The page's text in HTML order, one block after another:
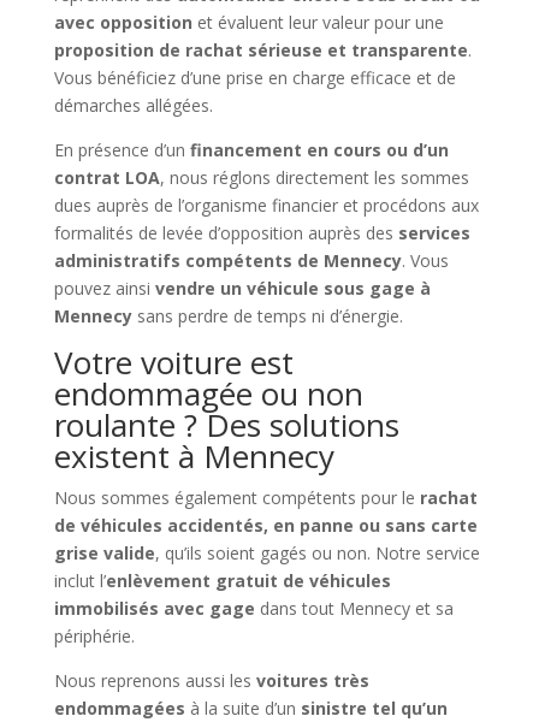
avec opposition et évaluent leur valeur pour une
proposition de rachat sérieuse et transparente.
Vous bénéficiez d’une prise en charge efficace et de
démarches allégées.
En présence d’un financement en cours ou d’un
contrat LOA, nous réglons directement les sommes
dues auprès de l’organisme financier et procédons aux
formalités de levée d’opposition auprès des services
administratifs compétents de Mennecy. Vous
pouvez ainsi vendre un véhicule sous gage à
Mennecysans perdre de temps ni d’énergie.
Votre voiture est
endommagée ou non
roulante ? Des solutions
existent à Mennecy
Nous sommes également compétents pour le rachat
de véhicules accidentés, en panne ou sans carte
grise valide, qu’ils soient gagés ou non. Notre service
inclut l’enlèvement gratuit de véhicules
immobilisés avec gage dans tout Mennecy et sa
périphérie.
Nous reprenons aussi les voitures très
endommagées à la suite d’un sinistre tel qu’un